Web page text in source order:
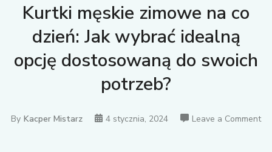
Kurtki męskie zimowe na co
dzień: Jak wybrać idealną
opcję dostosowaną do swoich
potrzeb?
By Kacper Mistarz 4 stycznia, 2024 Leave a Commenton